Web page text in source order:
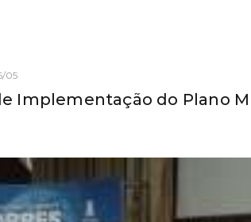
05
Implementação do Plano